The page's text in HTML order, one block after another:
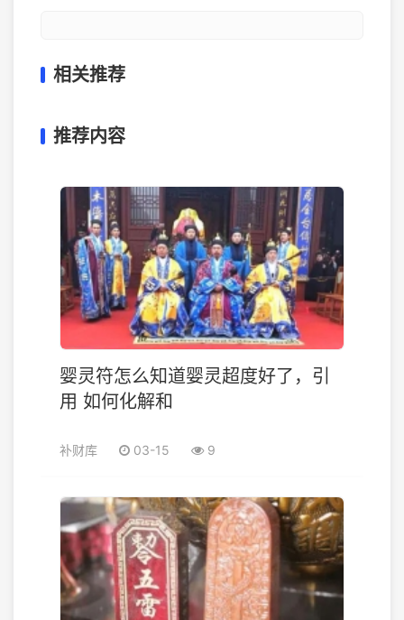
相关推荐
推荐内容
婴灵符怎么知道婴灵超度好了，引
用 如何化解和
补财库 03-15 9